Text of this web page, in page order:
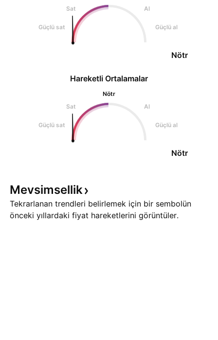
Sat
Al
Güçlü sat Güçlü al
Nötr
Hareketli Ortalamalar
Nötr
Sat
Al
Güçlü sat Güçlü al
Nötr
Mevsimsellik
Tekrarlanan trendleri belirlemek için bir sembolün
önceki yıllardaki fiyat hareketlerini görüntüler.